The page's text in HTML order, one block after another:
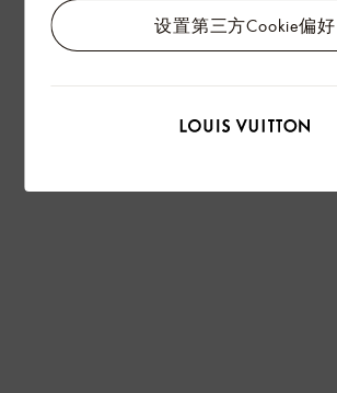
设置第三方Cookie偏好